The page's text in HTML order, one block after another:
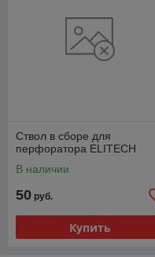
Ствол в сборе для
перфоратора ELITECH
В наличии
50 руб.
Купить